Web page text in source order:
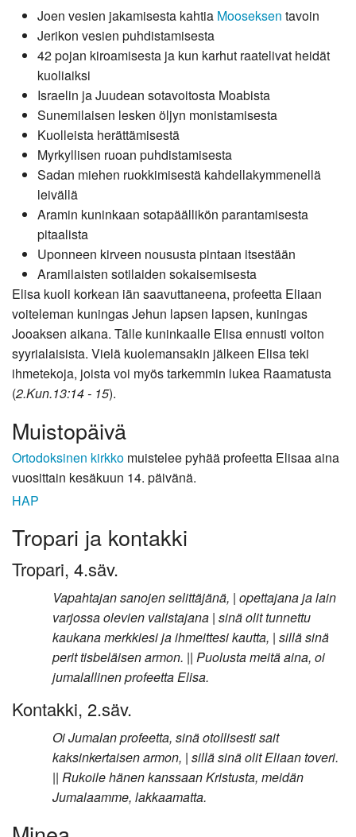
Joen vesien jakamisesta kahtia Mooseksen tavoin
Jerikon vesien puhdistamisesta
42 pojan kiroamisesta ja kun karhut raatelivat heidät
kuoliaiksi
Israelin ja Juudean sotavoitosta Moabista
Sunemilaisen lesken öljyn monistamisesta
Kuolleista herättämisestä
Myrkyllisen ruoan puhdistamisesta
Sadan miehen ruokkimisestä kahdellakymmenellä
leivällä
Aramin kuninkaan sotapäällikön parantamisesta
pitaalista
Uponneen kirveen noususta pintaan itsestään
Aramilaisten sotilaiden sokaisemisesta
Elisa kuoli korkean iän saavuttaneena, profeetta Eliaan
voiteleman kuningas Jehun lapsen lapsen, kuningas
Jooaksen aikana. Tälle kuninkaalle Elisa ennusti voiton
syyrialaisista. Vielä kuolemansakin jälkeen Elisa teki
ihmetekoja, joista voi myös tarkemmin lukea Raamatusta
(2.Kun.13:14 - 15).
Muistopäivä
Ortodoksinen kirkko muistelee pyhää profeetta Elisaa aina
vuosittain kesäkuun 14. päivänä.
HAP
Tropari ja kontakki
Tropari, 4.säv.
Vapahtajan sanojen selittäjänä, | opettajana ja lain
varjossa olevien valistajana | sinä olit tunnettu
kaukana merkkiesi ja ihmeittesi kautta, | sillä sinä
perit tisbeläisen armon. || Puolusta meitä aina, oi
jumalallinen profeetta Elisa.
Kontakki, 2.säv.
Oi Jumalan profeetta, sinä otollisesti sait
kaksinkertaisen armon, | sillä sinä olit Eliaan toveri.
|| Rukoile hänen kanssaan Kristusta, meidän
Jumalaamme, lakkaamatta.